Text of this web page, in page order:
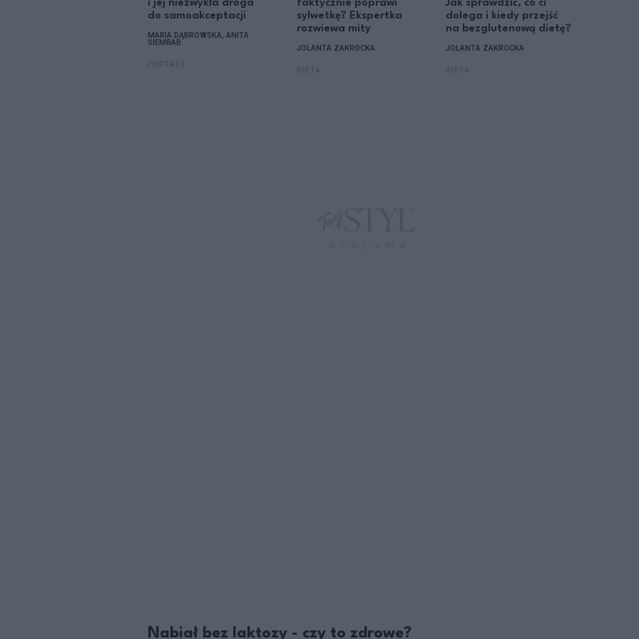
i jej niezwykła droga
do samoakceptacji
MARIA DĄBROWSKA, ANITA
SIEMBAB
faktycznie poprawi
sylwetkę? Ekspertka
rozwiewa mity
JOLANTA ZAKROCKA
Jak sprawdzić, co ci
dolega i kiedy przejść
na bezglutenową dietę?
JOLANTA ZAKROCKA
Nabiał bez laktozy - czy to zdrowe?